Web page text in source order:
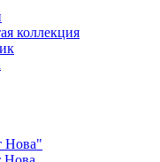
коллекция
Нова"